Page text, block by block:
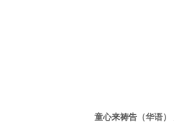
童心来祷告（华语）